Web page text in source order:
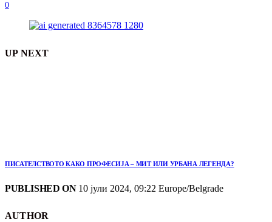
0
UP NEXT
ПИСАТЕЛСТВОТО КАКО ПРОФЕСИЈА – МИТ ИЛИ УРБАНА ЛЕГЕНДА?
PUBLISHED ON10 јули 2024, 09:22 Europe/Belgrade
AUTHOR